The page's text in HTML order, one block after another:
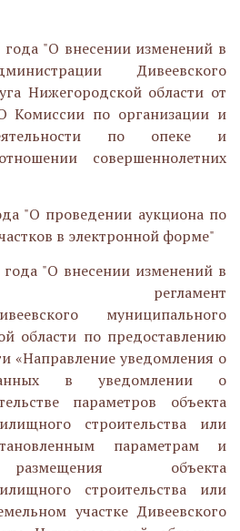
"О внесении изменений в
Дивеевского
Нижегородской области от
по организации и
по опеке и
совершеннолетних
"О проведении аукциона по
в электронной форме"
"О внесении изменений в
регламент
муниципального
области по предоставлению
«Направление уведомления о
в уведомлении о
параметров объекта
строительства или
параметрам и
объекта
строительства или
участке Дивеевского